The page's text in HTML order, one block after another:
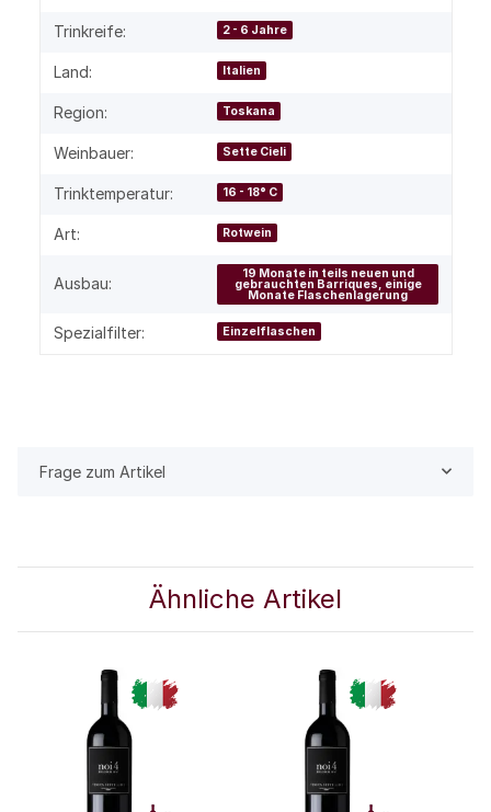
Trinkreife: 2 - 6 Jahre
Land: Italien
Region: Toskana
Weinbauer: Sette Cieli
Trinktemperatur: 16 - 18° C
Art: Rotwein
Ausbau:
19 Monate in teils neuen und
gebrauchten Barriques, einige
Monate Flaschenlagerung
Spezialfilter: Einzelflaschen
Frage zum Artikel
Ähnliche Artikel